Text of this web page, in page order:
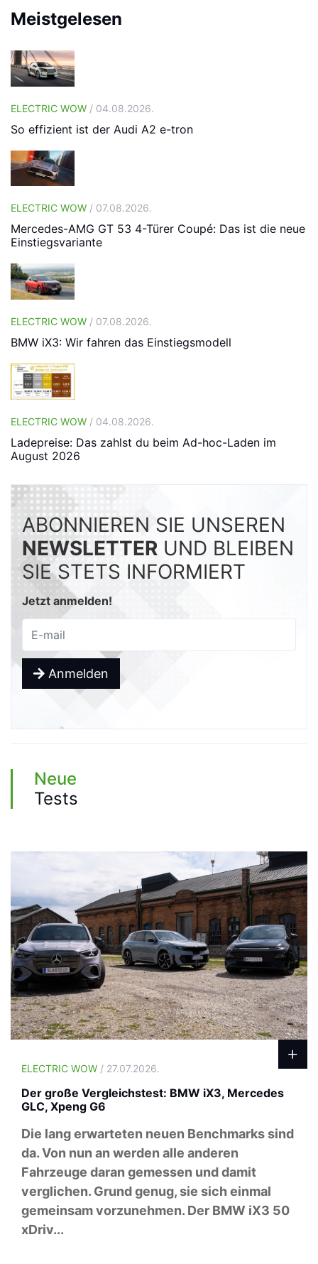
Meistgelesen
ELECTRIC WOW / 04.08.2026.
So effizient ist der Audi A2 e-tron
ELECTRIC WOW / 07.08.2026.
Mercedes-AMG GT 53 4-Türer Coupé: Das ist die neue
Einstiegsvariante
ELECTRIC WOW / 07.08.2026.
BMW iX3: Wir fahren das Einstiegsmodell
ELECTRIC WOW / 04.08.2026.
Ladepreise: Das zahlst du beim Ad-hoc-Laden im
August 2026
ABONNIEREN SIE UNSEREN
NEWSLETTER UND BLEIBEN
SIE STETS INFORMIERT
Jetzt anmelden!
Anmelden
Neue
Tests
ELECTRIC WOW / 27.07.2026.
Der große Vergleichstest: BMW iX3, Mercedes
GLC, Xpeng G6
Die lang erwarteten neuen Benchmarks sind
da. Von nun an werden alle anderen
Fahrzeuge daran gemessen und damit
verglichen. Grund genug, sie sich einmal
gemeinsam vorzunehmen. Der BMW iX3 50
xDriv...